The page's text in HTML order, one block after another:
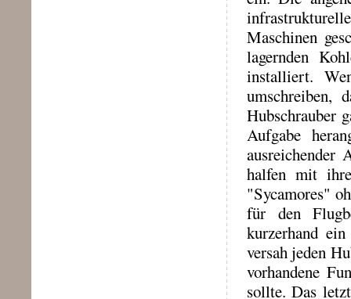
Maschinen
lagernden
installiert.
umschreiben,
Hubschrauber
Aufgabe
ausreichender
halfen mit
"Sycamores"
für den
kurzerhand
versah jeden
vorhandene
sollte. Das